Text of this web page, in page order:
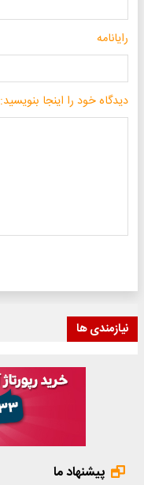
رایانامه
دیدگاه خود را اینجا بنویسید:
نیازمندی ها
پیشنهاد ما